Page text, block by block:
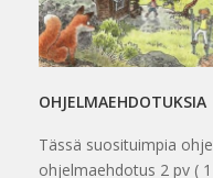
OHJELMAEHDOTUKSIA
Tässä suosituimpia
ohjelmaehdotus 2 pv (